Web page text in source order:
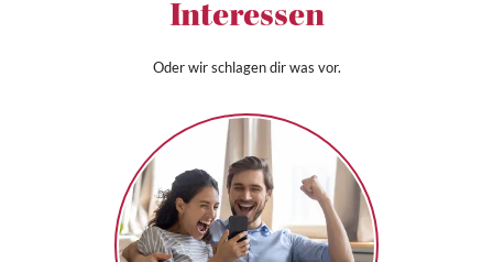
Interessen
Oder wir schlagen dir was vor.